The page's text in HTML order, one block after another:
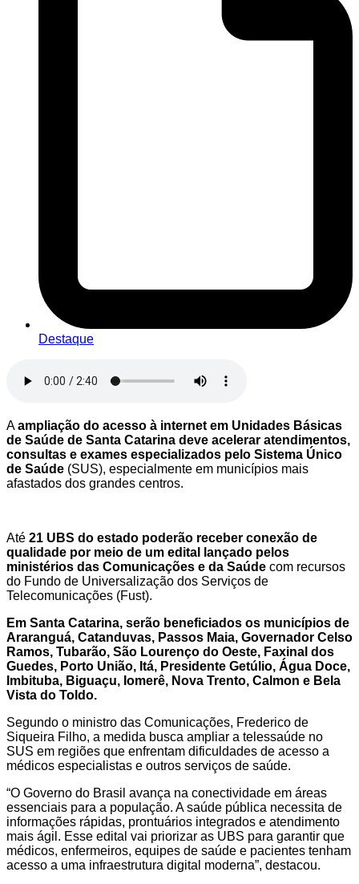
Destaque
Aampliação do acesso à internet em Unidades Básicas
de Saúde de Santa Catarina deve acelerar atendimentos,
consultas e exames especializados pelo Sistema Único
de Saúde (SUS), especialmente em municípios mais
afastados dos grandes centros.
Até 21 UBS do estado poderão receber conexão de
qualidade por meio de um edital lançado pelos
ministérios das Comunicações e da Saúde com recursos
do Fundo de Universalização dos Serviços de
Telecomunicações (Fust).
Em Santa Catarina, serão beneficiados os municípios de
Araranguá, Catanduvas, Passos Maia, Governador Celso
Ramos, Tubarão, São Lourenço do Oeste, Faxinal dos
Guedes, Porto União, Itá, Presidente Getúlio, Água Doce,
Imbituba, Biguaçu, Iomerê, Nova Trento, Calmon e Bela
Vista do Toldo.
Segundo o ministro das Comunicações, Frederico de
Siqueira Filho, a medida busca ampliar a telessaúde no
SUS em regiões que enfrentam dificuldades de acesso a
médicos especialistas e outros serviços de saúde.
“O Governo do Brasil avança na conectividade em áreas
essenciais para a população. A saúde pública necessita de
informações rápidas, prontuários integrados e atendimento
mais ágil. Esse edital vai priorizar as UBS para garantir que
médicos, enfermeiros, equipes de saúde e pacientes tenham
acesso a uma infraestrutura digital moderna”, destacou.